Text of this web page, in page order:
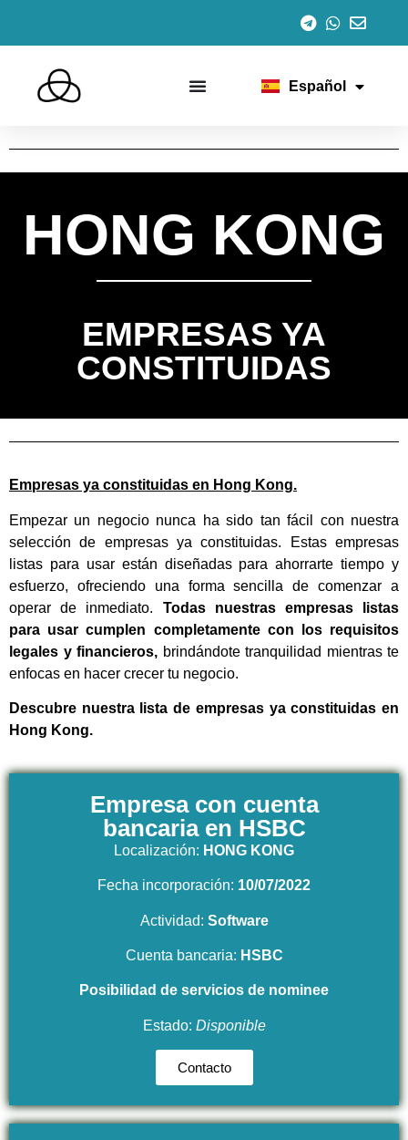
Español
Italiano
Português
Deutsch
HONG KONG
EMPRESAS YA
CONSTITUIDAS
Empresas ya constituidas en Hong Kong.
Empezar un negocio nunca ha sido tan fácil con nuestra
selección de empresas ya constituidas. Estas empresas
listas para usar están diseñadas para ahorrarte tiempo y
esfuerzo, ofreciendo una forma sencilla de comenzar a
operar de inmediato. Todas nuestras empresas listas
para usar cumplen completamente con los requisitos
legales y financieros, brindándote tranquilidad mientras te
enfocas en hacer crecer tu negocio.
Descubre nuestra lista de empresas ya constituidas en
Hong Kong.
Empresa con cuenta
bancaria en HSBC
Localización: HONG KONG
Fecha incorporación: 10/07/2022
Actividad: Software
Cuenta bancaria: HSBC
Posibilidad de servicios de nominee
Estado: Disponible
Contacto